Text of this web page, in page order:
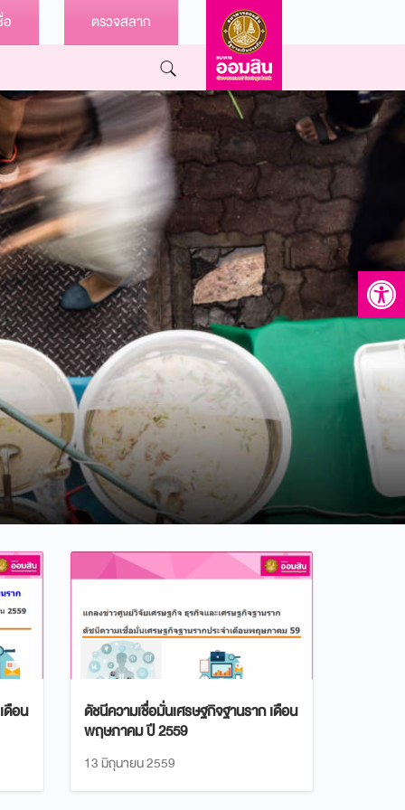
Open
ตรวจสลาก
ดือน
ดัชนีความเชื่อมั่นเศรษฐกิจฐานราก เดือน
พฤษภาคม ปี 2559
13 มิถุนายน 2559